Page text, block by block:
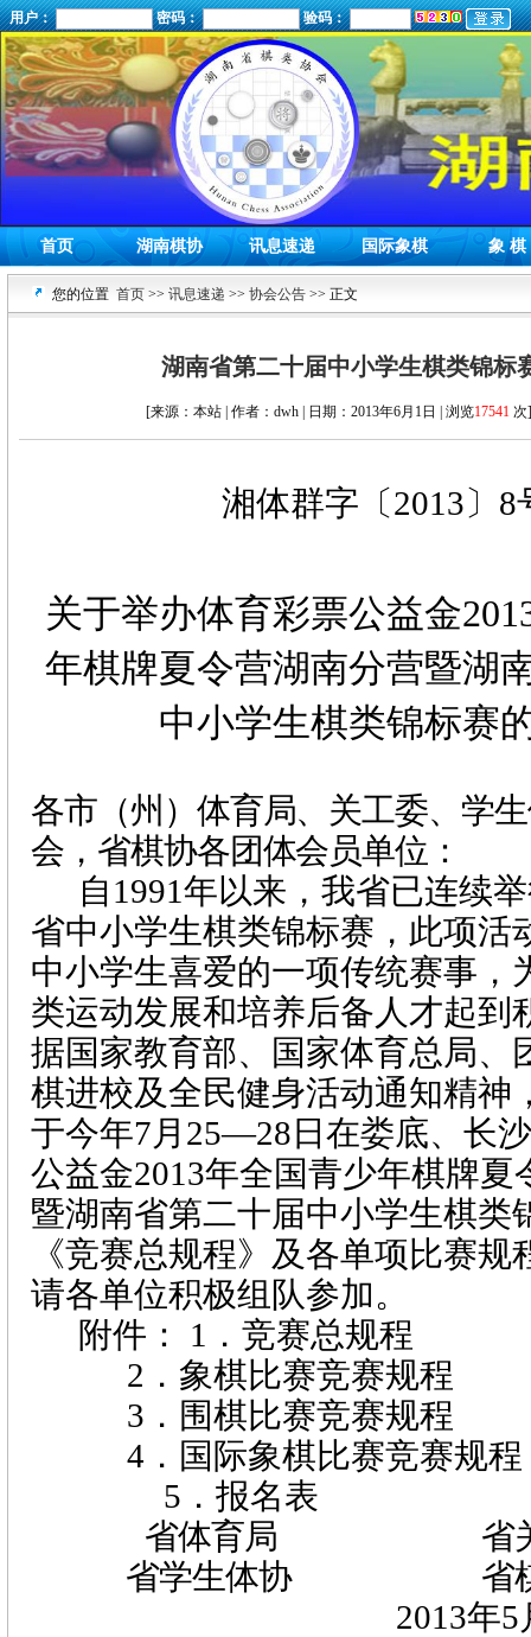
用户： 密码： 验码：
首页 湖南棋协 讯息速递 国际象棋 象 棋
您的位置 首页 >> 讯息速递 >> 协会公告 >> 正文
湖南省第二十届中小学生棋类锦标
[来源：本站 | 作者：dwh | 日期：2013年6月1日 | 浏览17541
湘体群字〔2013〕 8
关于举办体育彩票公益金
年棋牌夏令营湖南分营暨湖
中小学生棋类锦标赛
各市（州）体育局、关工委、学
会，省棋协各团体会员单位：
自1991年以来，我省已连续
省中小学生棋类锦标赛，此项活
中小学生喜爱的一项传统赛事，
类运动发展和培养后备人才起到
据国家教育部、国家体育总局、
棋进校及全民健身活动通知精神
于今年7月 25—28 日在娄底、长
公益金2013年全国青少年棋牌夏
暨湖南省第二十届中小学生棋类
《竞赛总规程》及各单项比赛规
请各单位积极组队参加。
附件： 1 ．竞赛总规程
2 ．象棋比赛竞赛规程
3 ．围棋比赛竞赛规程
4 ．国际象棋比赛竞赛规程
5 ．报名表
省体育局
省
省学生体协
省
2013年5